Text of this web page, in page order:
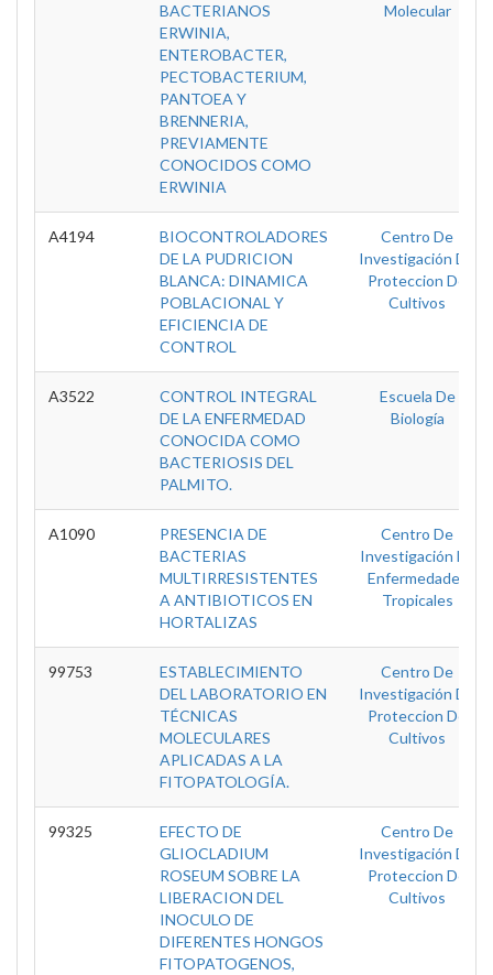
BACTERIANOS
ERWINIA,
ENTEROBACTER,
PECTOBACTERIUM,
PANTOEA Y
BRENNERIA,
PREVIAMENTE
CONOCIDOS COMO
ERWINIA
Molecular
A4194
BIOCONTROLADORES
DE LA PUDRICION
BLANCA: DINAMICA
POBLACIONAL Y
EFICIENCIA DE
CONTROL
Centro De
Investigación De
Proteccion De
Cultivos
A3522
CONTROL INTEGRAL
DE LA ENFERMEDAD
CONOCIDA COMO
BACTERIOSIS DEL
PALMITO.
Escuela De
Biología
A1090
PRESENCIA DE
BACTERIAS
MULTIRRESISTENTES
A ANTIBIOTICOS EN
HORTALIZAS
Centro De
Investigación En
Enfermedades
Tropicales
99753
ESTABLECIMIENTO
DEL LABORATORIO EN
TÉCNICAS
MOLECULARES
APLICADAS A LA
FITOPATOLOGÍA.
Centro De
Investigación De
Proteccion De
Cultivos
99325
EFECTO DE
GLIOCLADIUM
ROSEUM SOBRE LA
LIBERACION DEL
INOCULO DE
DIFERENTES HONGOS
FITOPATOGENOS,
Centro De
Investigación De
Proteccion De
Cultivos